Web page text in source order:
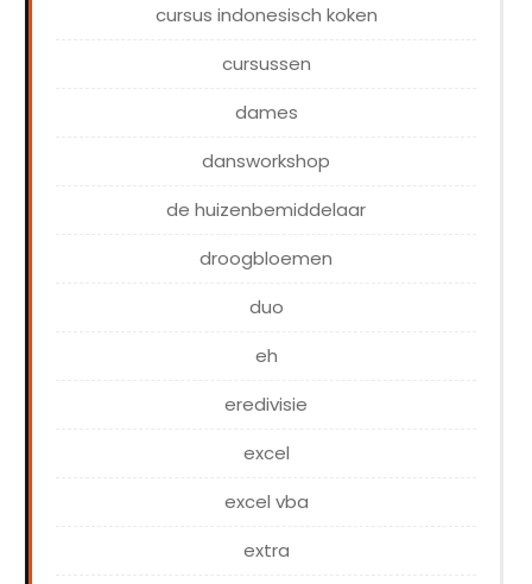
cursus indonesisch koken
cursussen
dames
dansworkshop
de huizenbemiddelaar
droogbloemen
duo
eh
eredivisie
excel
excel vba
extra